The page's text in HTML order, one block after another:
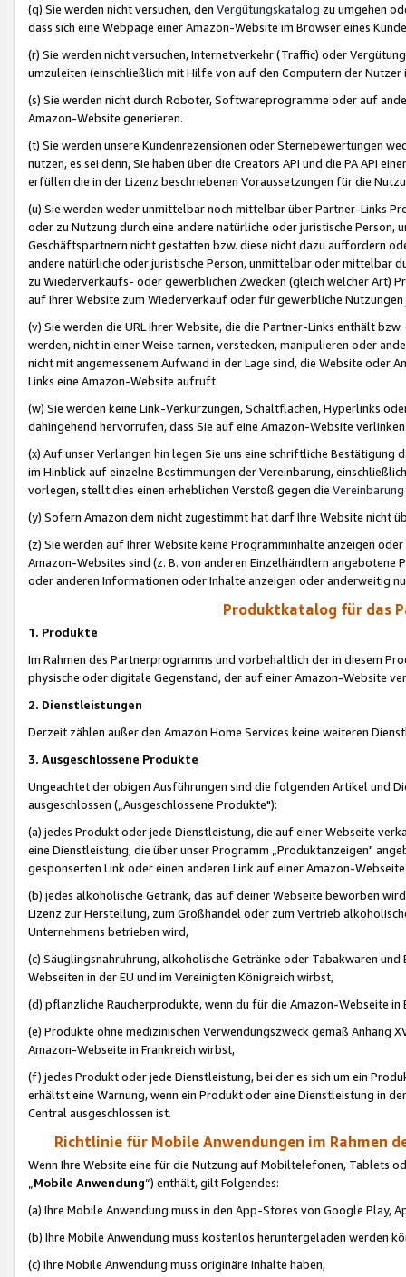
(q) Sie werden nicht versuchen, den Vergütungskatalog zu umgehen
dass sich eine Webpage einer Amazon-Website im Browser eines
(r) Sie werden nicht versuchen, Internetverkehr (Traffic) oder
umzuleiten (einschließlich mit Hilfe von auf den Computern der
(s) Sie werden nicht durch Roboter, Softwareprogramme oder auf
Amazon-Website generieren.
(t) Sie werden unsere Kundenrezensionen oder Sternebewertungen
nutzen, es sei denn, Sie haben über die Creators API und die PA API
erfüllen die in der Lizenz beschriebenen Voraussetzungen für die
(u) Sie werden weder unmittelbar noch mittelbar über Partner-Links
oder zu Nutzung durch eine andere natürliche oder juristische
Geschäftspartnern nicht gestatten bzw. diese nicht dazu auffordern
andere natürliche oder juristische Person, unmittelbar oder mittelbar
zu Wiederverkaufs- oder gewerblichen Zwecken (gleich welcher Art)
auf Ihrer Website zum Wiederverkauf oder für gewerbliche
(v) Sie werden die URL Ihrer Website, die die Partner-Links enthält
werden, nicht in einer Weise tarnen, verstecken, manipulieren oder
nicht mit angemessenem Aufwand in der Lage sind, die Website oder
Links eine Amazon-Website aufruft.
(w) Sie werden keine Link-Verkürzungen, Schaltflächen, Hyperlinks
dahingehend hervorrufen, dass Sie auf eine Amazon-Website
(x) Auf unser Verlangen hin legen Sie uns eine schriftliche
im Hinblick auf einzelne Bestimmungen der Vereinbarung,
vorlegen, stellt dies einen erheblichen Verstoß gegen die Vereinbarung
(y) Sofern Amazon dem nicht zugestimmt hat darf Ihre Website nicht
(z) Sie werden auf Ihrer Website keine Programminhalte anzeigen
Amazon-Websites sind (z. B. von anderen Einzelhändlern
oder anderen Informationen oder Inhalte anzeigen oder anderweitig
Produktkatalog für das
1. Produkte
Im Rahmen des Partnerprogramms und vorbehaltlich der in diesem
physische oder digitale Gegenstand, der auf einer Amazon-Website
2. Dienstleistungen
Derzeit zählen außer den Amazon Home Services keine weiteren
3. Ausgeschlossene Produkte
Ungeachtet der obigen Ausführungen sind die folgenden Artikel und
ausgeschlossen („Ausgeschlossene Produkte"):
(a) jedes Produkt oder jede Dienstleistung, die auf einer Webseite
eine Dienstleistung, die über unser Programm „Produktanzeigen"
gesponserten Link oder einen anderen Link auf einer Amazon-
(b) jedes alkoholische Getränk, das auf deiner Webseite beworben
Lizenz zur Herstellung, zum Großhandel oder zum Vertrieb
Unternehmens betrieben wird,
(c) Säuglingsnahruhrung, alkoholische Getränke oder Tabakwaren
Webseiten in der EU und im Vereinigten Königreich wirbst,
(d) pflanzliche Raucherprodukte, wenn du für die Amazon-Webseite in
(e) Produkte ohne medizinischen Verwendungszweck gemäß Anhang
Amazon-Webseite in Frankreich wirbst,
(f) jedes Produkt oder jede Dienstleistung, bei der es sich um ein
erhältst eine Warnung, wenn ein Produkt oder eine Dienstleistung in
Central ausgeschlossen ist.
Richtlinie für Mobile Anwendungen im Rahmen
Wenn Ihre Website eine für die Nutzung auf Mobiltelefonen, Tablets
„Mobile Anwendung“) enthält, gilt Folgendes:
(a) Ihre Mobile Anwendung muss in den App-Stores von Google Play,
(b) Ihre Mobile Anwendung muss kostenlos heruntergeladen werden
(c) Ihre Mobile Anwendung muss originäre Inhalte haben,